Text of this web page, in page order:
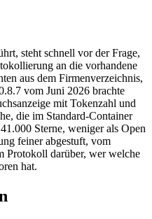
steht schnell vor der Frage,
an die vorhandene
aus dem Firmenverzeichnis,
vom Juni 2026 brachte
mit Tokenzahl und
die im Standard-Container
Sterne, weniger als Open
feiner abgestuft, vom
Protokoll darüber, wer welche
hat.